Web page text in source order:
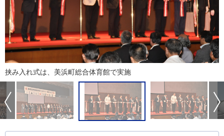
挟み入れ式は、美浜町総合体育館で実施